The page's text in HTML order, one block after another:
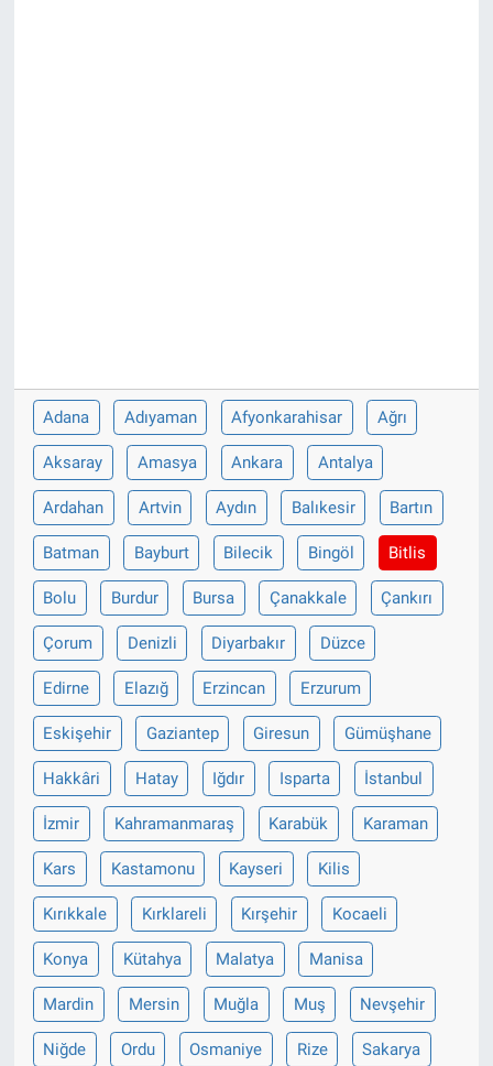
Adana Adıyaman Afyonkarahisar Ağrı
Aksaray Amasya Ankara Antalya
Ardahan Artvin Aydın Balıkesir Bartın
Batman Bayburt Bilecik Bingöl Bitlis
Bolu Burdur Bursa Çanakkale Çankırı
Çorum Denizli Diyarbakır Düzce
Edirne Elazığ Erzincan Erzurum
Eskişehir Gaziantep Giresun Gümüşhane
Hakkâri Hatay Iğdır Isparta İstanbul
İzmir Kahramanmaraş Karabük Karaman
Kars Kastamonu Kayseri Kilis
Kırıkkale Kırklareli Kırşehir Kocaeli
Konya Kütahya Malatya Manisa
Mardin Mersin Muğla Muş Nevşehir
Niğde Ordu Osmaniye Rize Sakarya